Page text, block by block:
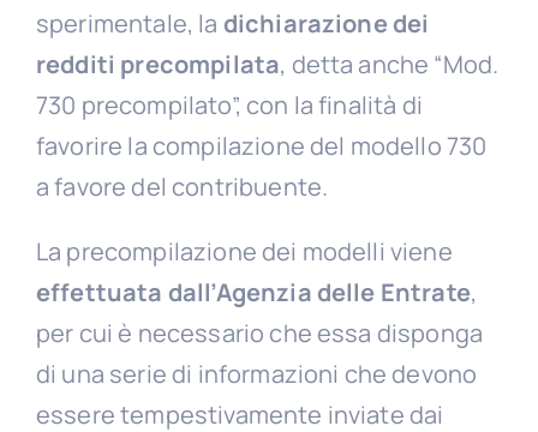
sperimentale, la dichiarazione dei
redditi precompilata, detta anche “Mod.
730 precompilato”, con la finalità di
favorire la compilazione del modello 730
a favore del contribuente.
La precompilazione dei modelli viene
effettuata dall’Agenzia delle Entrate,
per cui è necessario che essa disponga
di una serie di informazioni che devono
essere tempestivamente inviate dai